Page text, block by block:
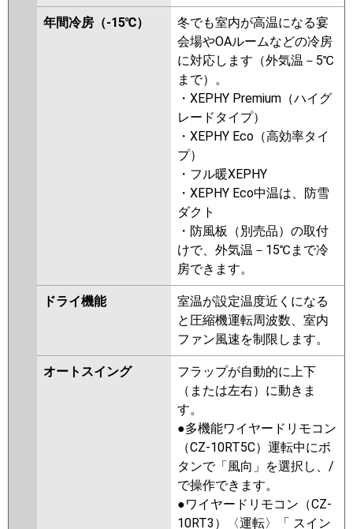
GP160RHNP2 RCIS-GP160RSHP7
RCIS-GP160RHNP1 RCIS-
GP160RSHP6 RCIS-GP160RSHP5
RCIS-GP160RHNP RCIS-
GP160RSHP4
RCIS-
AP160HNP11-kobe RCIS-
AP160HNP11 RCIS-GP160RSHP3
FDTSV1605HPA5SA
FDTSV1605HPA5S
PA-P160D7HDB
PA-P160D7HDN
PA-P160D6HDB
PA-P160D6HDNB PA-P160D6HD
PA-P160D6HDN
年間冷房（-15℃）
冬でも室内が高温になる宴
会場やOAルームなどの冷房
に対応します（外気温－5℃
まで）。
・XEPHY Premium（ハイグ
レードタイプ）
・XEPHY Eco（高効率タイ
プ）
・フル暖XEPHY
・XEPHY Eco中温は、防雪
ダクト
・防風板（別売品）の取付
けで、外気温－15℃まで冷
房できます。
ドライ機能
室温が設定温度近くになる
と圧縮機運転周波数、室内
ファン風速を制限します。
オートスイング
フラップが自動的に上下
（または左右）に動きま
す。
●多機能ワイヤードリモコン
（CZ-10RT5C）運転中にボ
タンで「風向」を選択し、/
で操作できます。
●ワイヤードリモコン（CZ-
10RT3）〈運転〉「 スイン